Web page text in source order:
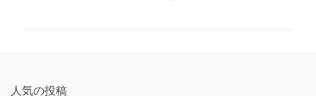
人気の投稿